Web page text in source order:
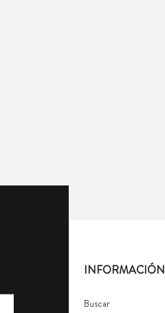
INFORMACIÓN
Buscar